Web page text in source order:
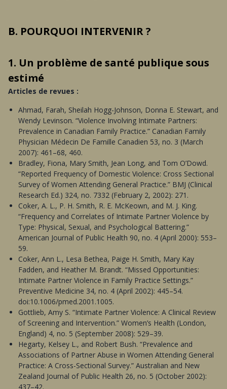
B. POURQUOI INTERVENIR ?
1. Un problème de santé publique sous
estimé
Articles de revues :
Ahmad, Farah, Sheilah Hogg-Johnson, Donna E. Stewart, and
Wendy Levinson. “Violence Involving Intimate Partners:
Prevalence in Canadian Family Practice.” Canadian Family
Physician Médecin De Famille Canadien 53, no. 3 (March
2007): 461–68, 460.
Bradley, Fiona, Mary Smith, Jean Long, and Tom O’Dowd.
“Reported Frequency of Domestic Violence: Cross Sectional
Survey of Women Attending General Practice.” BMJ (Clinical
Research Ed.) 324, no. 7332 (February 2, 2002): 271.
Coker, A. L., P. H. Smith, R. E. McKeown, and M. J. King.
“Frequency and Correlates of Intimate Partner Violence by
Type: Physical, Sexual, and Psychological Battering.”
American Journal of Public Health 90, no. 4 (April 2000): 553–
59.
Coker, Ann L., Lesa Bethea, Paige H. Smith, Mary Kay
Fadden, and Heather M. Brandt. “Missed Opportunities:
Intimate Partner Violence in Family Practice Settings.”
Preventive Medicine 34, no. 4 (April 2002): 445–54.
doi:10.1006/pmed.2001.1005.
Gottlieb, Amy S. “Intimate Partner Violence: A Clinical Review
of Screening and Intervention.” Women’s Health (London,
England) 4, no. 5 (September 2008): 529–39.
Hegarty, Kelsey L., and Robert Bush. “Prevalence and
Associations of Partner Abuse in Women Attending General
Practice: A Cross-Sectional Survey.” Australian and New
Zealand Journal of Public Health 26, no. 5 (October 2002):
437–42.